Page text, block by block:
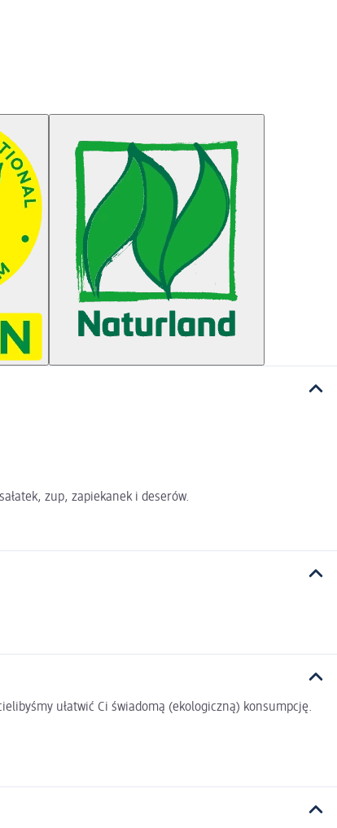
zup, zapiekanek i deserów.
ułatwić Ci świadomą (ekologiczną) konsumpcję.